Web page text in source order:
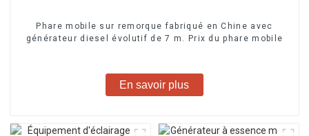
Phare mobile sur remorque fabriqué en Chine avec
générateur diesel évolutif de 7 m. Prix du phare mobile
En savoir plus